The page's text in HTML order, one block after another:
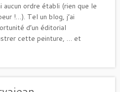
aucun ordre établi (rien que le
!…). Tel un blog, j’ai
d’un éditorial
cette peinture, … et